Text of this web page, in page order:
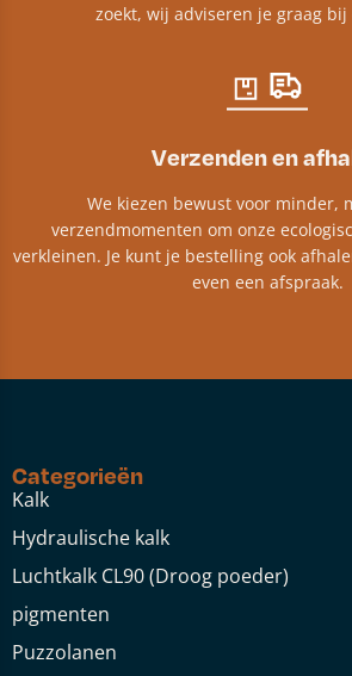
zoekt, wij adviseren je graag
Verzenden en
We kiezen bewust voor minder,
verzendmomenten om onze
verkleinen. Je kunt je bestelling ook
even een afspraak.
Categorieën
Kalk
Hydraulische kalk
Luchtkalk CL90 (Droog poeder)
pigmenten
Puzzolanen